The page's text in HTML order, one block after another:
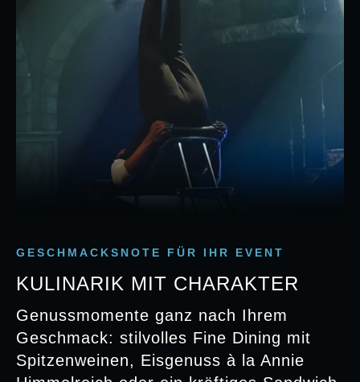
GESCHMACKSNOTE FÜR IHR EVENT
KULINARIK MIT CHARAKTER
Genussmomente ganz nach Ihrem
Geschmack: stilvolles Fine Dining mit
Spitzenweinen, Eisgenuss à la Annie